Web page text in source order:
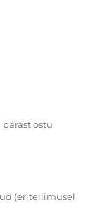
ostu
(eritellimusel